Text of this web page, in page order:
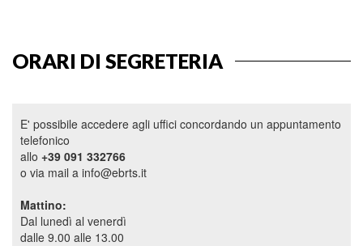
ORARI DI SEGRETERIA
E' possibile accedere agli uffici concordando un appuntamento
telefonico
allo +39 091 332766
o via mail a info@ebrts.it
Mattino:
Dal lunedì al venerdì
dalle 9.00 alle 13.00